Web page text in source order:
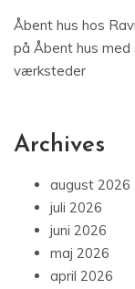
Åbent hus hos
på Åbent hus
værksteder
Archives
august 2026
juli 2026
juni 2026
maj 2026
april 2026